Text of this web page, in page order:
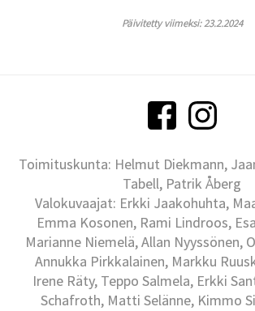
Päivitetty viimeksi: 23.2.2024
Toimituskunta: Helmut Diekmann,
Tabell, Patrik Åberg
Valokuvaajat: Erkki Jaakohuhta,
Emma Kosonen, Rami Lindroos,
Marianne Niemelä, Allan Nyyssönen,
Annukka Pirkkalainen, Markku
Irene Räty, Teppo Salmela, Erkki
Schafroth, Matti Selänne, Kimmo